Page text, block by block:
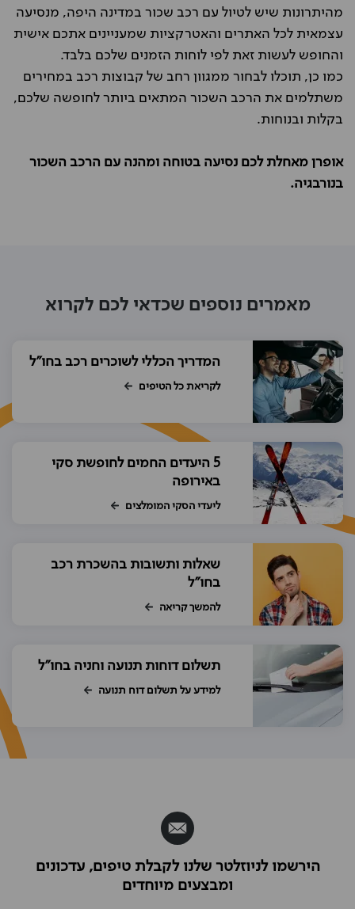
מהיתרונות שיש לטיול עם רכב שכור במדינה היפה, מנסיעה
עצמאית לכל האתרים והאטרקציות שמעניינים אתכם אישית
והחופש לעשות זאת לפי לוחות הזמנים שלכם בלבד.
כמו כן, תוכלו לבחור ממגוון רחב של קבוצות רכב במחירים
משתלמים את הרכב השכור המתאים ביותר לחופשה שלכם,
בקלות ובנוחות.
אופרן מאחלת לכם נסיעה בטוחה ומהנה עם הרכב השכור
בנורבגיה.
מאמרים נוספים שכדאי לכם לקרוא
המדריך הכללי לשוכרים רכב בחו"ל
לקריאת כל הטיפים
5 היעדים החמים לחופשת סקי
באירופה
ליעדי הסקי המומלצים
שאלות ותשובות בהשכרת רכב
בחו"ל
להמשך קריאה
תשלום דוחות תנועה וחניה בחו"ל
למידע על תשלום דוח תנועה
הירשמו לניוזלטר שלנו לקבלת טיפים, עדכונים
ומבצעים מיוחדים